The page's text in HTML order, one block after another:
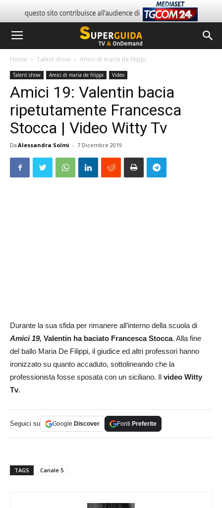
Home Talent show Amici di maria de filippi
Talent show Amici di maria de filippi Video
Amici 19: Valentin bacia
ripetutamente Francesca
Stocca | Video Witty Tv
Da Alessandra Solmi - 7 Dicembre 2019
Durante la sua sfida per rimanere all’interno della scuola di
Amici 19, Valentin ha baciato Francesca Stocca. Alla fine
del ballo Maria De Filippi, il giudice ed altri professori hanno
ironizzato su quanto accaduto, sottolineando che la
professionista fosse sposata con un siciliano. Il video Witty
Tv.
Seguici su Google Discover Fonti Preferite
TAGS Canale 5